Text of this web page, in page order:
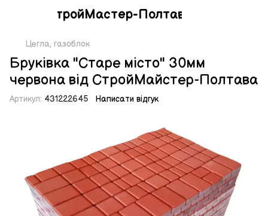
СтройМастер-Полтава
Цегла, газоблок
Бруківка "Старе місто" 30мм
червона від СтройМайстер-Полтава
Артикул: 431222645 Написати відгук